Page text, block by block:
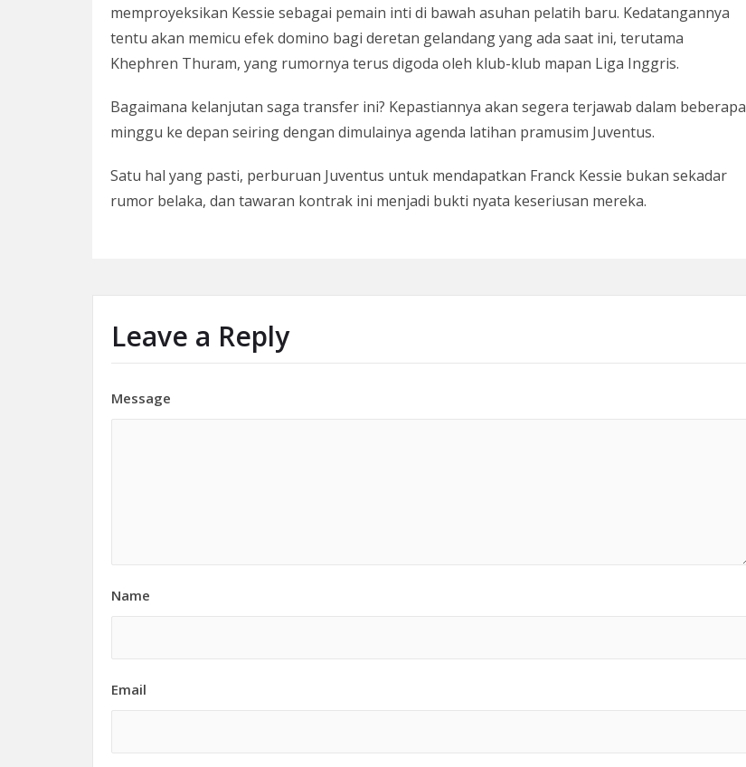
memproyeksikan Kessie sebagai pemain inti di bawah asuhan pelatih baru. Kedatangannya
tentu akan memicu efek domino bagi deretan gelandang yang ada saat ini, terutama
Khephren Thuram, yang rumornya terus digoda oleh klub-klub mapan Liga Inggris.
Bagaimana kelanjutan saga transfer ini? Kepastiannya akan segera terjawab dalam beberapa
minggu ke depan seiring dengan dimulainya agenda latihan pramusim Juventus.
Satu hal yang pasti, perburuan Juventus untuk mendapatkan Franck Kessie bukan sekadar
rumor belaka, dan tawaran kontrak ini menjadi bukti nyata keseriusan mereka.
Leave a Reply
Message
Name
Email